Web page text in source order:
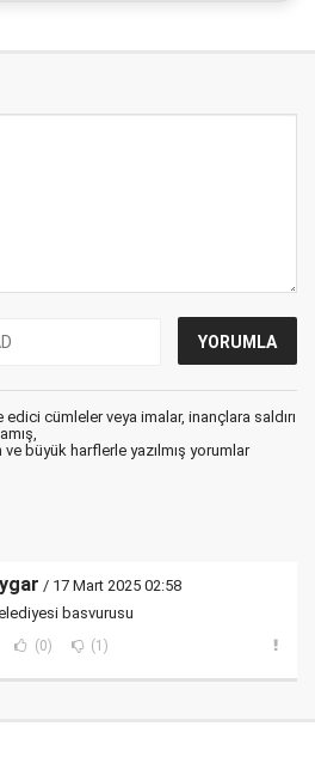
cümleler veya imalar, inançlara saldırı
büyük harflerle yazılmış yorumlar
/ 17 Mart 2025 02:58
basvurusu
(0) (1)